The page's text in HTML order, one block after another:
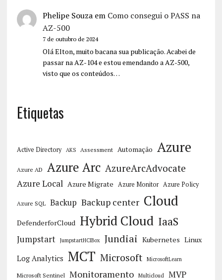
Phelipe Souzaem Como consegui o PASS na
AZ-500
7 de outubro de 2024
Olá Elton, muito bacana sua publicação. Acabei de
passar na AZ-104 e estou emendando a AZ-500,
visto que os conteúdos…
Etiquetas
Active Directory AKS Assessment Automação Azure
Azure AD Azure Arc AzureArcAdvocate
Azure Local Azure Migrate Azure Monitor Azure Policy
Azure SQL Backup Backup center Cloud
DefenderforCloud Hybrid Cloud IaaS
Jumpstart JumpstartHCIBox Jundiai Kubernetes Linux
Log Analytics MCT Microsoft MicrosoftLearn
Microsoft Sentinel Monitoramento Multicloud MVP